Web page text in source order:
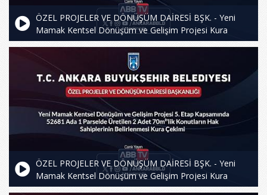
ÖZEL PROJELER VE DÖNÜŞÜM DAİRESİ BŞK. - Yeni
Mamak Kentsel Dönüşüm ve Gelişim Projesi Kura
Çekimi
ÖZEL PROJELER VE DÖNÜŞÜM DAİRESİ BŞK. - Yeni
Mamak Kentsel Dönüşüm ve Gelişim Projesi Kura
Çekimi